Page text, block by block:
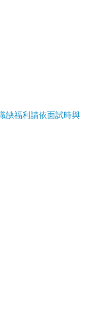
缺福利請依面試時與